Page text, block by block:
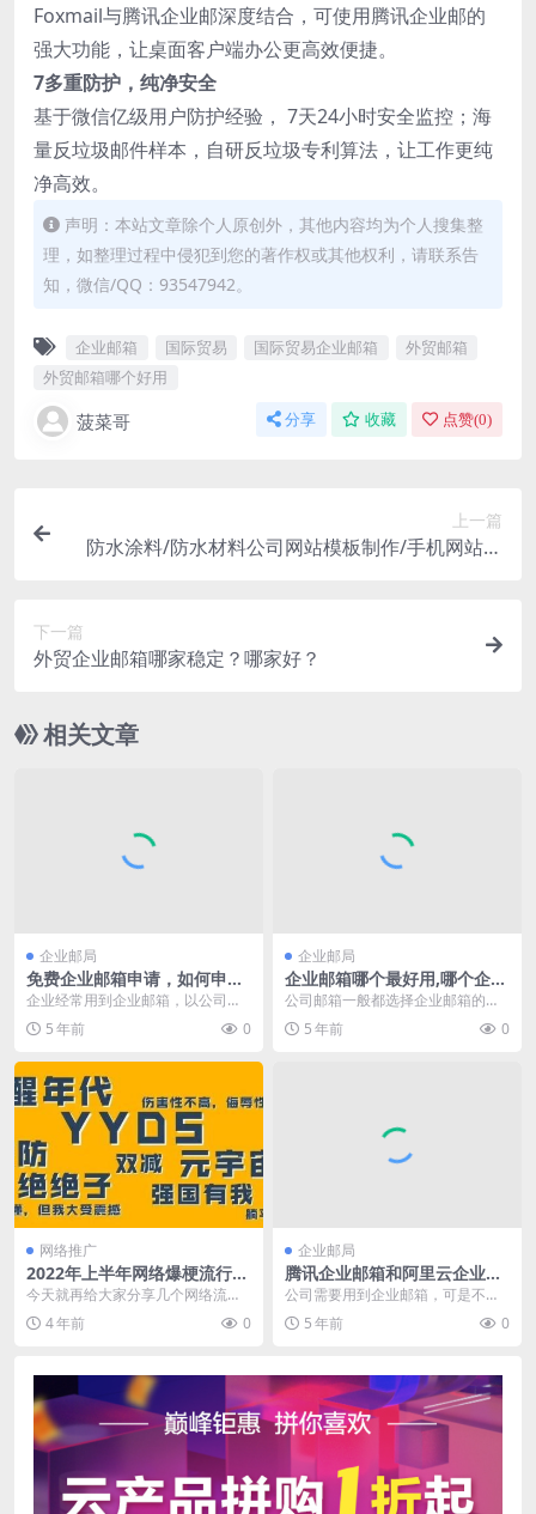
Foxmail与腾讯企业邮深度结合，可使用腾讯企业邮的
强大功能，让桌面客户端办公更高效便捷。
7多重防护，纯净安全
基于微信亿级用户防护经验， 7天24小时安全监控；海
量反垃圾邮件样本，自研反垃圾专利算法，让工作更纯
净高效。
声明：本站文章除个人原创外，其他内容均为个人搜集整
理，如整理过程中侵犯到您的著作权或其他权利，请联系告
知，微信/QQ：93547942。
企业邮箱 国际贸易 国际贸易企业邮箱
外贸邮箱
外贸邮箱哪个好用
菠菜哥 分享 收藏 点赞(0)
上一篇
防水涂料/防水材料公司网站模板制作/手机网站模
下一篇
外贸企业邮箱哪家稳定？哪家好？
相关文章
企业邮局
免费企业邮箱申请，如何申请
免费企业邮箱
企业经常用到企业邮箱，以公司域
名为后缀的邮箱对企业品牌提升很
有帮助；那么如何申请...
5 年前 0
企业邮局
企业邮箱哪个最好用,哪个企业
邮箱最好用？
公司邮箱一般都选择企业邮箱的，
比较常用的就是腾讯企业邮箱、网
易企业邮箱、阿里企业...
5 年前 0
网络推广
2022年上半年网络爆梗流行热
词，你知道几个？
今天就再给大家分享几个网络流行
语。现在真的是不学习，有时候真
看不懂人家说的是啥？...
4 年前 0
企业邮局
腾讯企业邮箱和阿里云企业邮
箱哪个好呢？
公司需要用到企业邮箱，可是不知
道该选择腾讯企业邮箱还是阿里云
企业邮箱，腾讯企业邮...
5 年前 0